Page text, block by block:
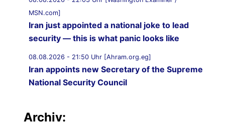
MSN.com]
Iran just appointed a national joke to lead
security — this is what panic looks like
08.08.2026 - 21:50 Uhr [Ahram.org.eg]
Iran appoints new Secretary of the Supreme
National Security Council
Vessel struck off coast of Oman: UKMTO
Archiv: